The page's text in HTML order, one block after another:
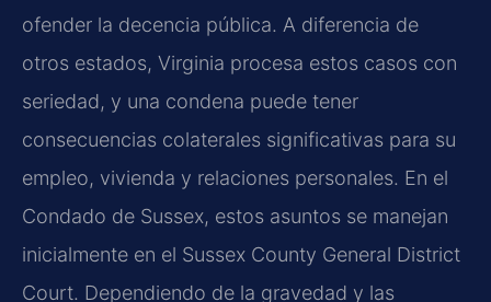
ofender la decencia pública. A diferencia de
otros estados, Virginia procesa estos casos con
seriedad, y una condena puede tener
consecuencias colaterales significativas para su
empleo, vivienda y relaciones personales. En el
Condado de Sussex, estos asuntos se manejan
inicialmente en el Sussex County General District
Court. Dependiendo de la gravedad y las